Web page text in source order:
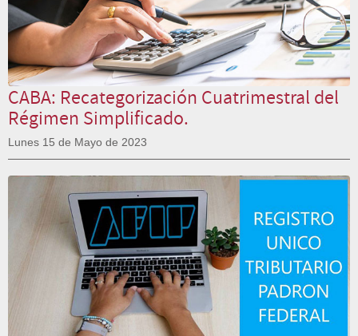
CABA: Recategorización Cuatrimestral del
Régimen Simplificado.
Lunes 15 de Mayo de 2023